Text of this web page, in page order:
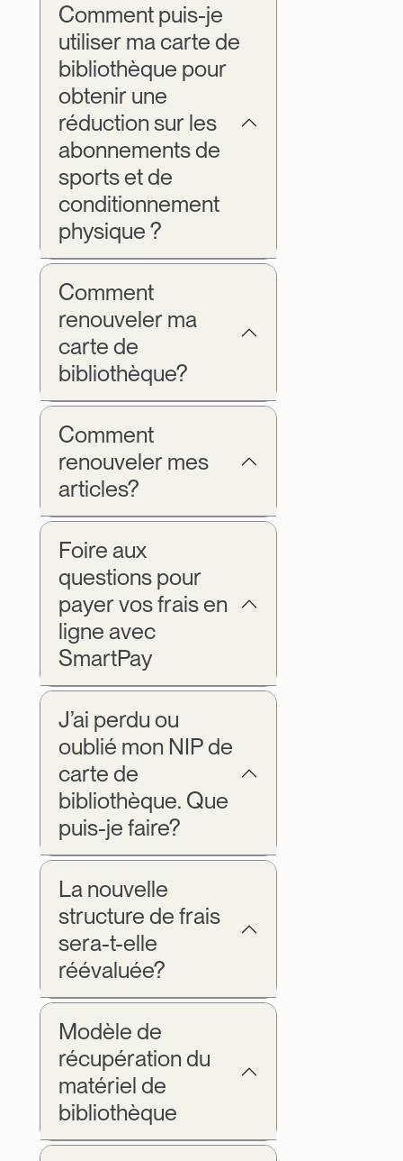
Comment puis-je
utiliser ma carte de
bibliothèque pour
obtenir une
réduction sur les
abonnements de
sports et de
conditionnement
physique ?
Comment
renouveler ma
carte de
bibliothèque?
Comment
renouveler mes
articles?
Foire aux
questions pour
payer vos frais en
ligne avec
SmartPay
J’ai perdu ou
oublié mon NIP de
carte de
bibliothèque. Que
puis-je faire?
La nouvelle
structure de frais
sera-t-elle
réévaluée?
Modèle de
récupération du
matériel de
bibliothèque